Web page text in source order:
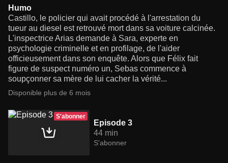
Humo
Castillo, le policier qui avait procédé à l'arrestation du
tueur au diesel est retrouvé mort dans sa voiture calcinée.
L'inspectrice Arias demande à Sara, experte en
psychologie criminelle et en profilage, de l'aider
officieusement dans son enquête. Alors que Félix fait
figure de suspect numéro un, Sebas commence à
soupçonner sa mère de lui cacher la vérité...
Disponible plus de 6 mois
S'abonner
Episode 3
44 min
S'abonner